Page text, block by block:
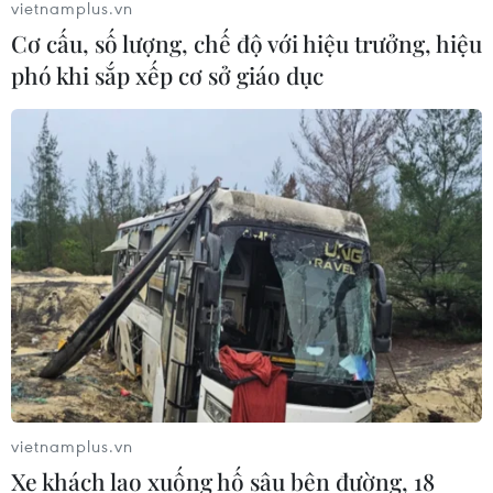
Cảnh sát khám xét nơi ở của Huấn
"Hoa Hồng"
06/08/2026 15:04
Bãi bỏ một số văn bản quy phạm
pháp luật không còn phù hợp
06/08/2026 09:59
Khởi tố người đi bộ gây tai nạn chết
người trên quốc lộ ở Quảng Trị
06/08/2026 09:44
vietnamplus.vn
Cơ cấu, số lượng, chế độ với hiệu trưởng, hiệu
phó khi sắp xếp cơ sở giáo dục
vietnamplus.vn
Xe khách lao xuống hố sâu bên đường, 18